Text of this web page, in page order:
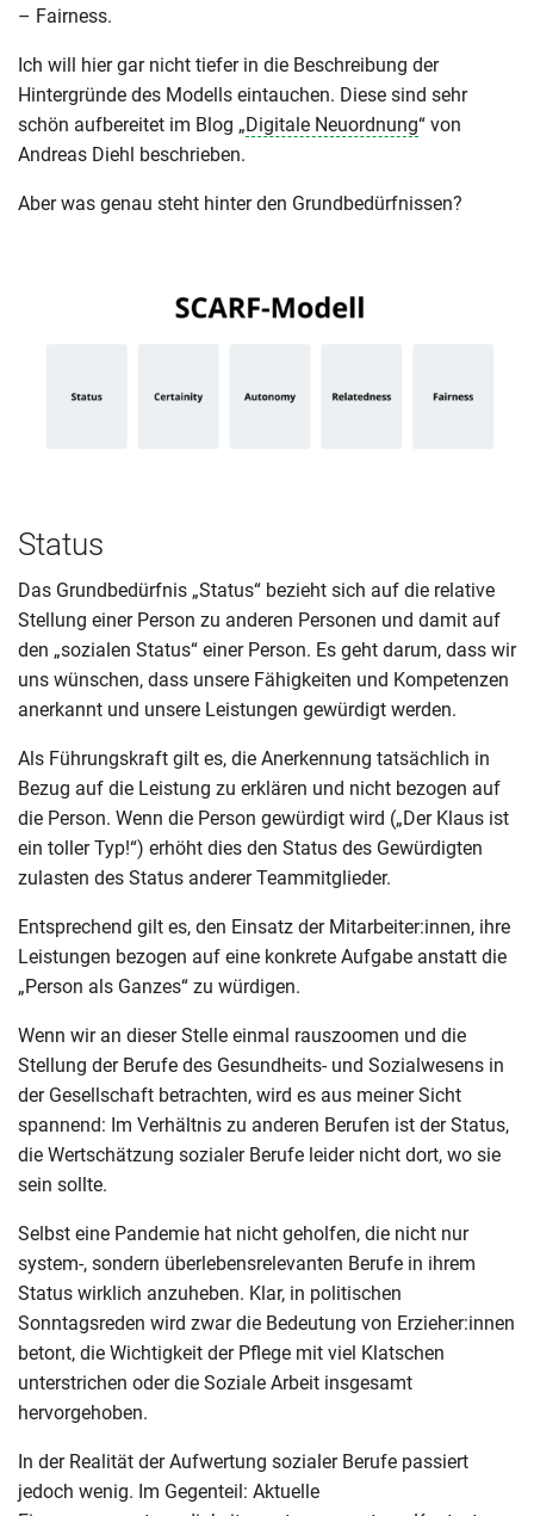
– Fairness.
Ich will hier gar nicht tiefer in die Beschreibung der
Hintergründe des Modells eintauchen. Diese sind sehr
schön aufbereitet im Blog „Digitale Neuordnung“ von
Andreas Diehl beschrieben.
Aber was genau steht hinter den Grundbedürfnissen?
Status
Das Grundbedürfnis „Status“ bezieht sich auf die relative
Stellung einer Person zu anderen Personen und damit auf
den „sozialen Status“ einer Person. Es geht darum, dass wir
uns wünschen, dass unsere Fähigkeiten und Kompetenzen
anerkannt und unsere Leistungen gewürdigt werden.
Als Führungskraft gilt es, die Anerkennung tatsächlich in
Bezug auf die Leistung zu erklären und nicht bezogen auf
die Person. Wenn die Person gewürdigt wird („Der Klaus ist
ein toller Typ!“) erhöht dies den Status des Gewürdigten
zulasten des Status anderer Teammitglieder.
Entsprechend gilt es, den Einsatz der Mitarbeiter:innen, ihre
Leistungen bezogen auf eine konkrete Aufgabe anstatt die
„Person als Ganzes“ zu würdigen.
Wenn wir an dieser Stelle einmal rauszoomen und die
Stellung der Berufe des Gesundheits- und Sozialwesens in
der Gesellschaft betrachten, wird es aus meiner Sicht
spannend: Im Verhältnis zu anderen Berufen ist der Status,
die Wertschätzung sozialer Berufe leider nicht dort, wo sie
sein sollte.
Selbst eine Pandemie hat nicht geholfen, die nicht nur
system-, sondern überlebensrelevanten Berufe in ihrem
Status wirklich anzuheben. Klar, in politischen
Sonntagsreden wird zwar die Bedeutung von Erzieher:innen
betont, die Wichtigkeit der Pflege mit viel Klatschen
unterstrichen oder die Soziale Arbeit insgesamt
hervorgehoben.
In der Realität der Aufwertung sozialer Berufe passiert
jedoch wenig. Im Gegenteil: Aktuelle